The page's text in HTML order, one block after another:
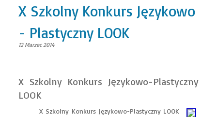
X Szkolny Konkurs Językowo
- Plastyczny LOOK
12 Marzec 2014
X Szkolny Konkurs Językowo-Plastyczny
LOOK
X Szkolny Konkurs Językowo-Plastyczny LOOK